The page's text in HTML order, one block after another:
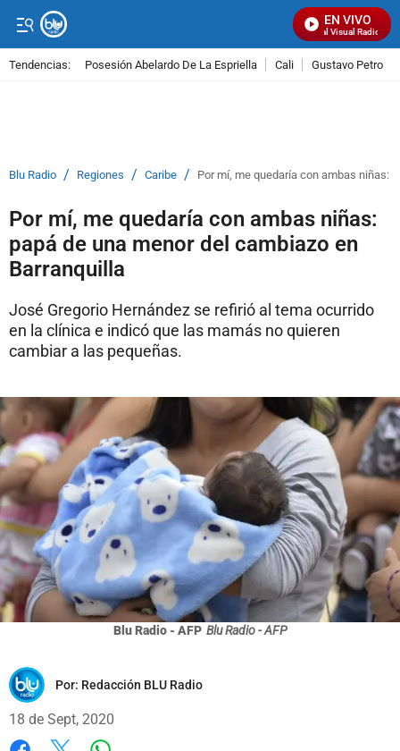
EN VIVO
Señal Visual Radio
Tendencias: Posesión Abelardo De La Espriella Cali Gustavo Petro
Blu Radio / Regiones / Caribe / Por mí, me quedaría con ambas niñas:
Por mí, me quedaría con ambas niñas:
papá de una menor del cambiazo en
Barranquilla
José Gregorio Hernández se refirió al tema ocurrido
en la clínica e indicó que las mamás no quieren
cambiar a las pequeñas.
Blu Radio - AFP Blu Radio - AFP
Por: Redacción BLU Radio
18 de Sept, 2020